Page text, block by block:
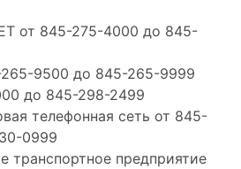
от 845-275-4000 до 845-
9500 до 845-265-9999
до 845-298-2499
телефонная сеть от 845-
0999
транспортное предприятие